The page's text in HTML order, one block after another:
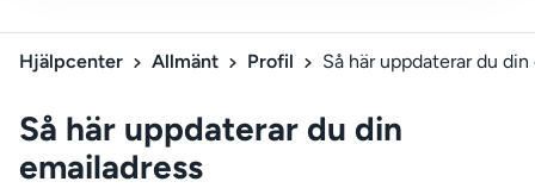
Hjälpcenter Allmänt Profil Så här uppdaterar du din
Så här uppdaterar du din
emailadress